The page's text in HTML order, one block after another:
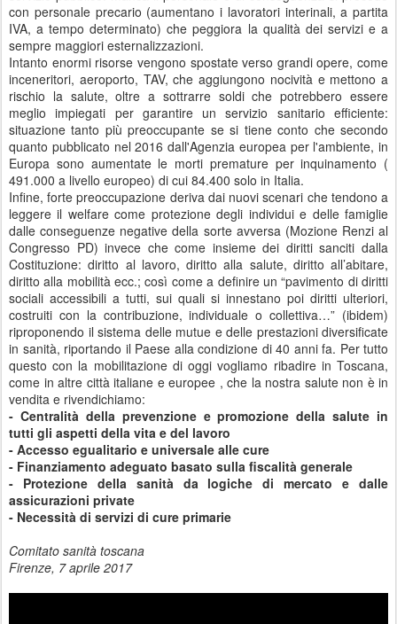
con personale precario (aumentano i lavoratori interinali, a partita
IVA, a tempo determinato) che peggiora la qualità dei servizi e a
sempre maggiori esternalizzazioni.
Intanto enormi risorse vengono spostate verso grandi opere, come
inceneritori, aeroporto, TAV, che aggiungono nocività e mettono a
rischio la salute, oltre a sottrarre soldi che potrebbero essere
meglio impiegati per garantire un servizio sanitario efficiente:
situazione tanto più preoccupante se si tiene conto che secondo
quanto pubblicato nel 2016 dall'Agenzia europea per l'ambiente, in
Europa sono aumentate le morti premature per inquinamento (
491.000 a livello europeo) di cui 84.400 solo in Italia.
Infine, forte preoccupazione deriva dai nuovi scenari che tendono a
leggere il welfare come protezione degli individui e delle famiglie
dalle conseguenze negative della sorte avversa (Mozione Renzi al
Congresso PD) invece che come insieme dei diritti sanciti dalla
Costituzione: diritto al lavoro, diritto alla salute, diritto all’abitare,
diritto alla mobilità ecc.; così come a definire un “pavimento di diritti
sociali accessibili a tutti, sui quali si innestano poi diritti ulteriori,
costruiti con la contribuzione, individuale o collettiva…” (ibidem)
riproponendo il sistema delle mutue e delle prestazioni diversificate
in sanità, riportando il Paese alla condizione di 40 anni fa. Per tutto
questo con la mobilitazione di oggi vogliamo ribadire in Toscana,
come in altre città italiane e europee , che la nostra salute non è in
vendita e rivendichiamo:
- Centralità della prevenzione e promozione della salute in
tutti gli aspetti della vita e del lavoro
- Accesso egualitario e universale alle cure
- Finanziamento adeguato basato sulla fiscalità generale
- Protezione della sanità da logiche di mercato e dalle
assicurazioni private
- Necessità di servizi di cure primarie
Comitato sanità toscana
Firenze, 7 aprile 2017